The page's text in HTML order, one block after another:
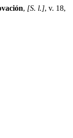
, [S. l.], v. 18,